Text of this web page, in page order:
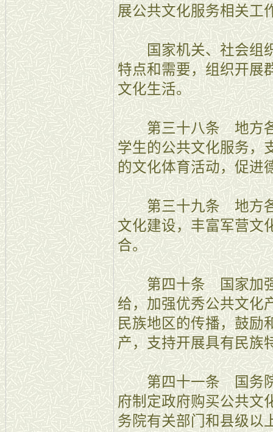
展公共文化服务相关工
国家机关、社会组织
特点和需要，组织开展
文化生活。
第三十八条 地方各
学生的公共文化服务，
的文化体育活动，促进
第三十九条 地方各
文化建设，丰富军营文
合。
第四十条 国家加强
给，加强优秀公共文化
民族地区的传播，鼓励
产，支持开展具有民族
第四十一条 国务院
府制定政府购买公共文
务院有关部门和县级以